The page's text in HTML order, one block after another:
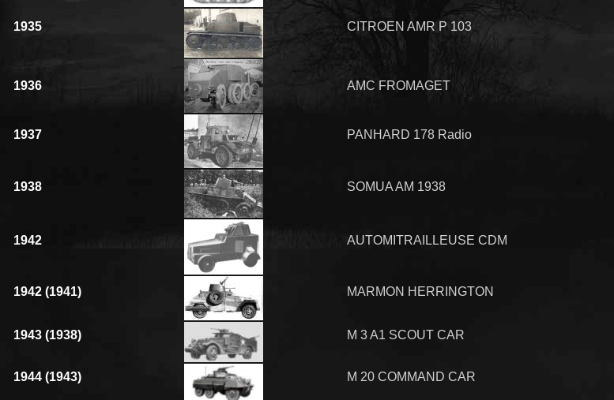
1935 CITROEN AMR P 103
1936 AMC FROMAGET
1937 PANHARD 178 Radio
1938 SOMUA AM 1938
1942 AUTOMITRAILLEUSE CDM
1942 (1941) MARMON HERRINGTON
1943 (1938) M 3 A1 SCOUT CAR
1944 (1943) M 20 COMMAND CAR